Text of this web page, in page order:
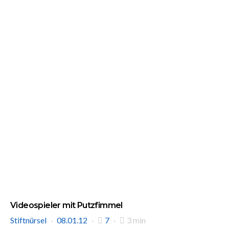
Videospieler mit Putzfimmel
Stiftnürsel
08.01.12 7 3 min